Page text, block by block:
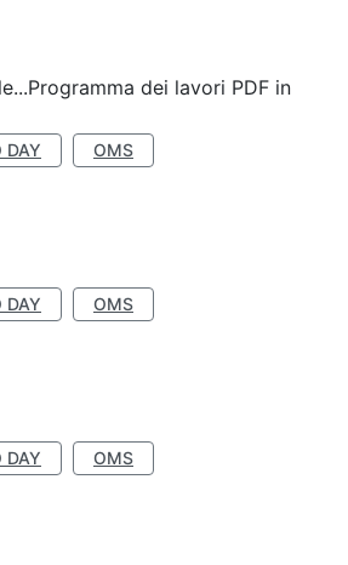
dei lavori PDF in
DAY OMS
DAY OMS
DAY OMS